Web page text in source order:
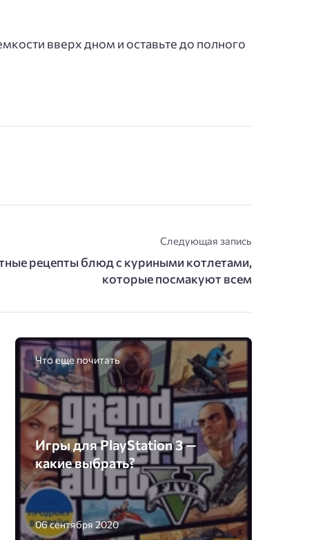
вверх дном и оставьте до полного
Следующая запись
рецепты блюд с куриными котлетами,
которые посмакуют всем
Что еще почитать
Игры для PlayStation 3 —
какие выбрать?
06 сентября 2020